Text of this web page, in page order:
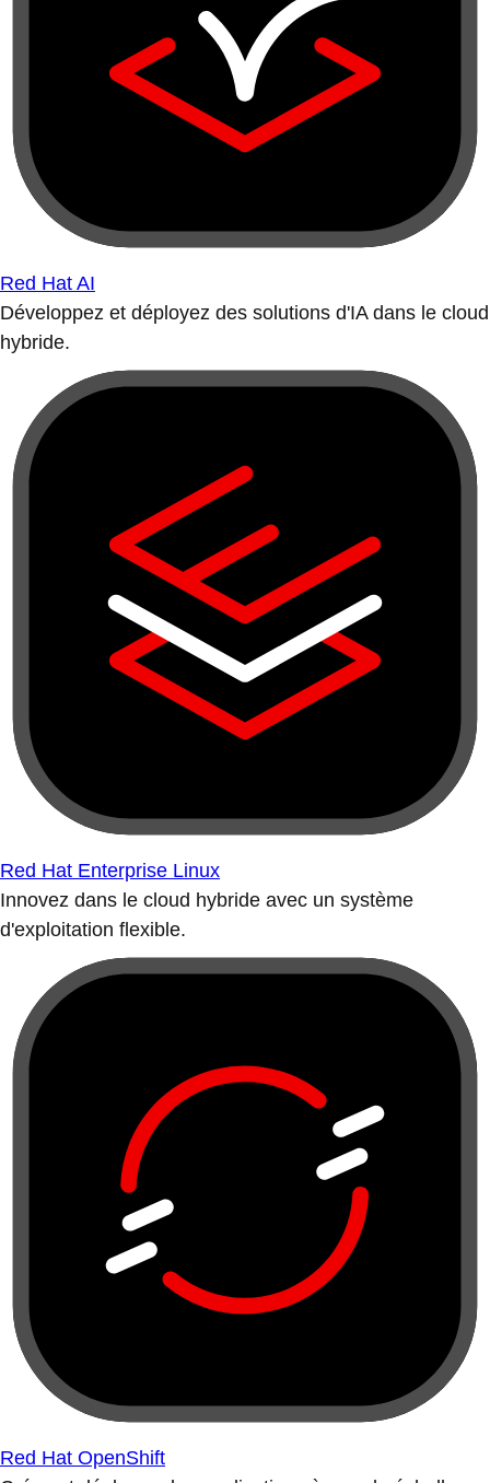
Red Hat AI
Développez et déployez des solutions d'IA dans le cloud
hybride.
Red Hat Enterprise Linux
Innovez dans le cloud hybride avec un système
d'exploitation flexible.
Red Hat OpenShift